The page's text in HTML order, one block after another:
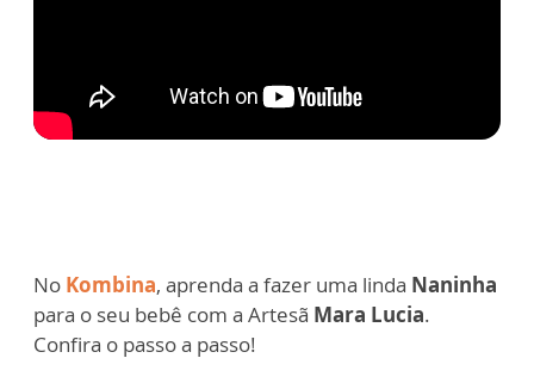
No Kombina, aprenda a fazer uma linda Naninha
para o seu bebê com a Artesã Mara Lucia.
Confira o passo a passo!